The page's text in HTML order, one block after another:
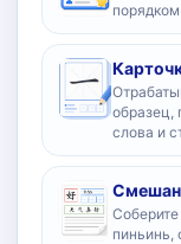
образец,
слова и
пиньинь,